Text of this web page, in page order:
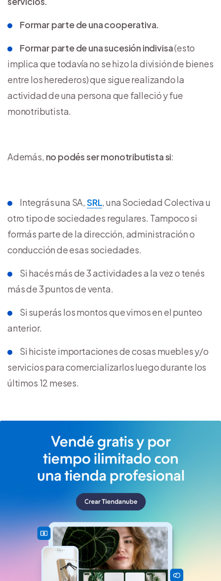
Formar parte de una cooperativa.
Formar parte de una sucesión indivisa(esto
implica que todavía no se hizo la división de bienes
entre los herederos) que sigue realizando la
actividad de una persona que falleció y fue
monotributista.
Además, no podés ser monotributista si:
Integrás una SA, SRL, una Sociedad Colectiva u
otro tipo de sociedades regulares. Tampoco si
formás parte de la dirección, administración o
conducción de esas sociedades.
Si hacés más de 3 actividades a la vez o tenés
más de 3 puntos de venta.
Si superás los montos que vimos en el punteo
anterior.
Si hiciste importaciones de cosas muebles y/o
servicios para comercializarlos luego durante los
últimos 12 meses.